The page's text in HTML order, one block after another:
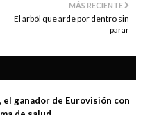
MÁS RECIENTE
El arból que arde por dentro sin
parar
el ganador de Eurovisión con